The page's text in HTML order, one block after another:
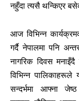
नहुँदा त्यसै थन्किएर
आज विभिन्न
गर्दै नेपालमा पनि
नागरिक दिवस
विभिन्न पालिकाहरूले
सन्दर्भमा आफ्ना